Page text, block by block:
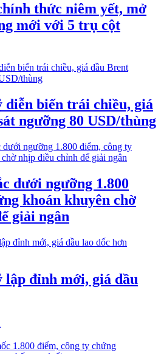
thức niêm yết, mở
mới với 5 trụ cột
diễn biến trái chiều, giá
ngưỡng 80 USD/thùng
dưới ngưỡng 1.800
khoán khuyên chờ
giải ngân
lập đỉnh mới, giá dầu